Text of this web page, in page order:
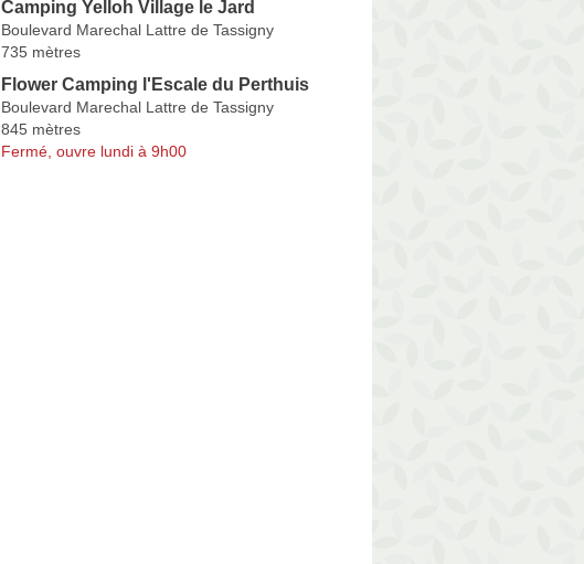
Camping Yelloh Village le Jard
Boulevard Marechal Lattre de Tassigny
735 mètres
Flower Camping l'Escale du Perthuis
Boulevard Marechal Lattre de Tassigny
845 mètres
Fermé, ouvre lundi à 9h00